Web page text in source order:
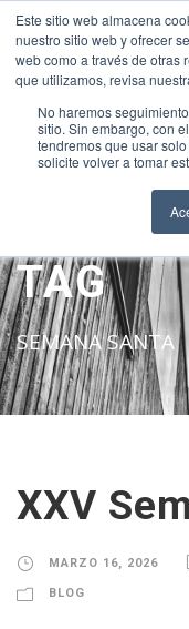
Este sitio web almacena
nuestro sitio web y ofrecer
web como a través de otras
que utilizamos, revisa
No haremos
sitio. Sin embargo, con
tendremos que usar
solicite volver a tomar
INTRANET|
+34 952 30
TAG
SEMANA SANTA
XXV
MARZO 16, 2026
BLOG